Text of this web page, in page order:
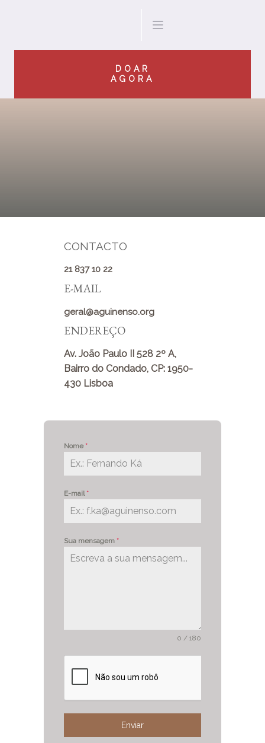
DOAR
AGORA
CONTACTO
21 837 10 22
E-MAIL
geral@aguinenso.org
ENDEREÇO
Av. João Paulo II 528 2º A,
Bairro do Condado, CP: 1950-
430 Lisboa
Nome*
E-mail*
Sua mensagem *
0 / 180
Enviar